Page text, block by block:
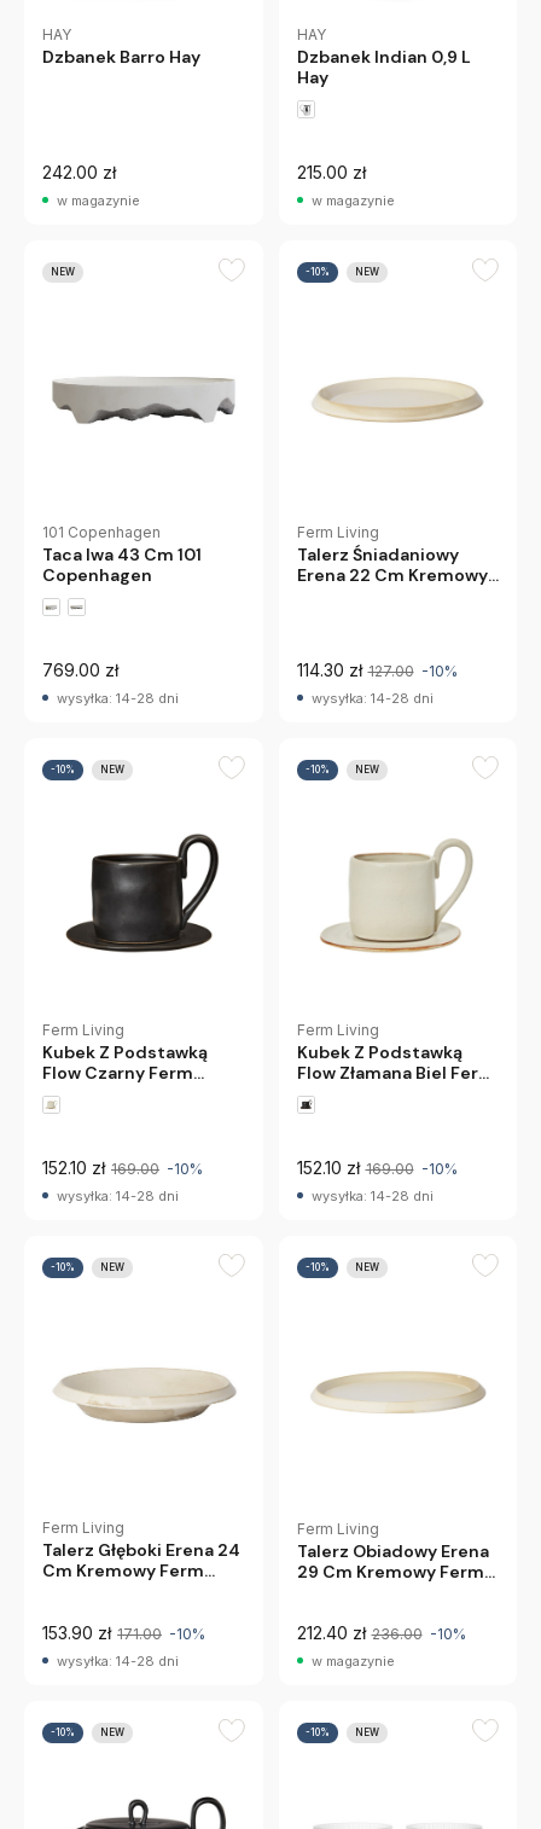
HAY
Dzbanek Barro Hay
242.00 zł
w magazynie
HAY
Dzbanek Indian 0,9 L
Hay
215.00 zł
w magazynie
NEW
101 Copenhagen
Taca Iwa 43 Cm 101
Copenhagen
769.00 zł
wysyłka: 14-28 dni
-10% NEW
Ferm Living
Talerz Śniadaniowy
Erena 22 Cm Kremowy
114.30 zł 127.00 -10%
wysyłka: 14-28 dni
-10% NEW
Ferm Living
Kubek Z Podstawką
Flow Czarny Ferm
Living
152.10 zł 169.00 -10%
wysyłka: 14-28 dni
-10% NEW
Ferm Living
Kubek Z Podstawką
Flow Złamana Biel Ferm
Living
152.10 zł 169.00 -10%
wysyłka: 14-28 dni
-10% NEW
Ferm Living
Talerz Głęboki Erena 24
Cm Kremowy Ferm
153.90 zł 171.00 -10%
wysyłka: 14-28 dni
-10% NEW
Ferm Living
Talerz Obiadowy Erena
29 Cm Kremowy Ferm
212.40 zł 236.00 -10%
w magazynie
-10% NEW -10% NEW